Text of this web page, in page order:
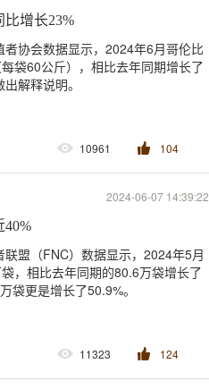
增长23%
协会数据显示，2024年6月哥伦比
袋60公斤），相比去年同期增长了
解释说明。
10961 104
2024-06-07 14:39:22
40%
盟（FNC）数据显示，2024年5月
，相比去年同期的80.6万袋增长了
袋更是增长了50.9%。
11323 124